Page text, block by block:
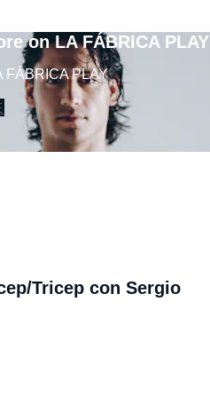
on LA FÁBRICA PLAY
FÁBRICA PLAY
Tricep con Sergio